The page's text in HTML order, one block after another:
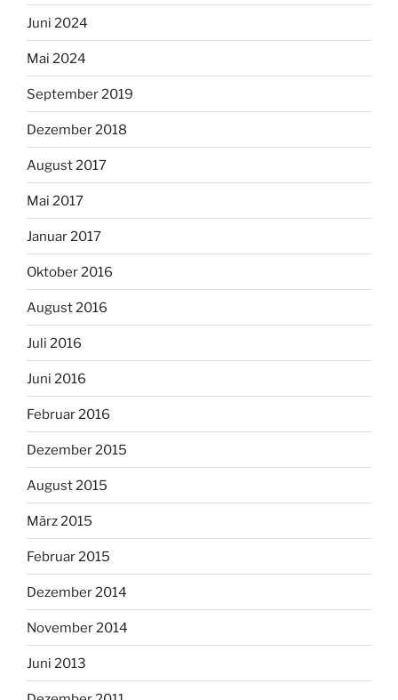
Juni 2024
Mai 2024
September 2019
Dezember 2018
August 2017
Mai 2017
Januar 2017
Oktober 2016
August 2016
Juli 2016
Juni 2016
Februar 2016
Dezember 2015
August 2015
März 2015
Februar 2015
Dezember 2014
November 2014
Juni 2013